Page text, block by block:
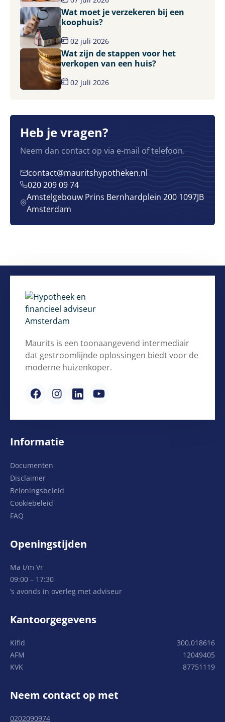
Wat moet je verzekeren bij een
koophuis?
02 juli 2026
Wat zijn de stappen voor het
verkopen van een huis?
02 juli 2026
Heb je vragen?
Neem dan contact op via e-mail of telefoon.
contact@mauritshypotheken.nl
020 209 09 74
Amstelgebouw Prins Bernhardplein 200 1097JB
Amsterdam
Maurits is een toonaangevend intermediair
dat gestroomlijnde oplossingen biedt voor de
moderne huizenkoper.
Informatie
Documenten
Disclaimer
Beloningsbeleid
Cookiebeleid
FAQ
Openingstijden
Ma t/m Vr
09:00 – 17:30
’s avonds in overleg met adviseur
Kantoorgegevens
Kifid
300.018616
AFM
12049405
KVK
87751119
Neem contact op met
0202090974